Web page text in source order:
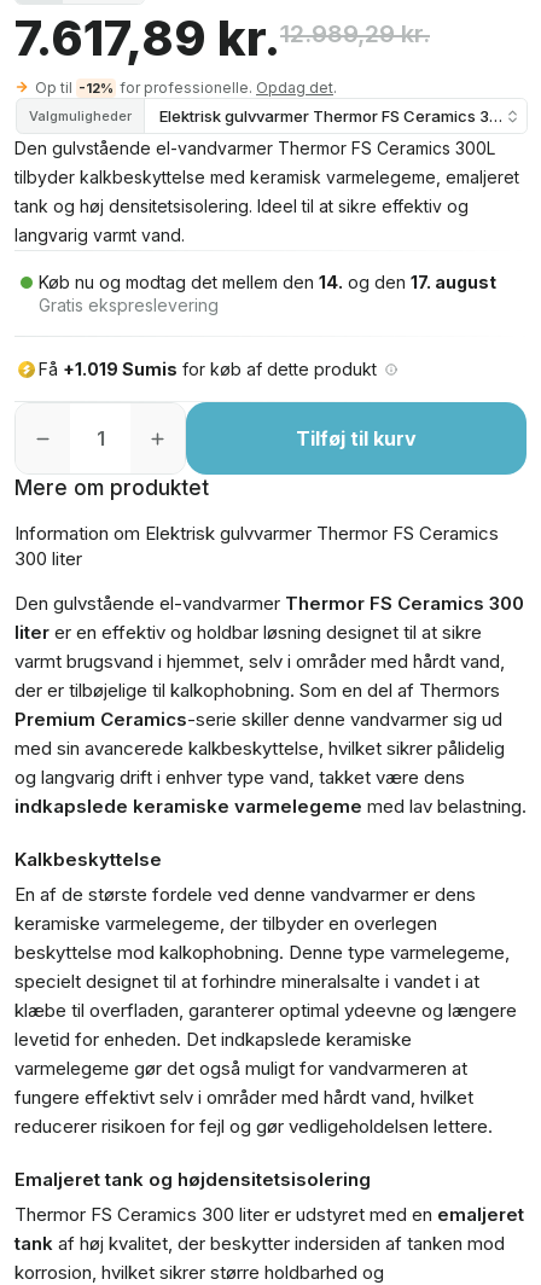
7.617,89 kr.12.989,29 kr.
Op til -12% for professionelle. Opdag det.
Valgmuligheder Elektrisk gulvvarmer Thermor FS Ceramics 300 liter
Den gulvstående el-vandvarmer Thermor FS Ceramics 300L
tilbyder kalkbeskyttelse med keramisk varmelegeme, emaljeret
tank og høj densitetsisolering. Ideel til at sikre effektiv og
langvarig varmt vand.
Køb nu og modtag det mellem den 14. og den 17. august
Gratis ekspreslevering
Få +1.019 Sumis for køb af dette produkt
Tilføj til kurv
Mere om produktet
Information om Elektrisk gulvvarmer Thermor FS Ceramics
300 liter
Den gulvstående el-vandvarmer Thermor FS Ceramics 300
liter er en effektiv og holdbar løsning designet til at sikre
varmt brugsvand i hjemmet, selv i områder med hårdt vand,
der er tilbøjelige til kalkophobning. Som en del af Thermors
Premium Ceramics-serie skiller denne vandvarmer sig ud
med sin avancerede kalkbeskyttelse, hvilket sikrer pålidelig
og langvarig drift i enhver type vand, takket være dens
indkapslede keramiske varmelegeme med lav belastning.
Kalkbeskyttelse
En af de største fordele ved denne vandvarmer er dens
keramiske varmelegeme, der tilbyder en overlegen
beskyttelse mod kalkophobning. Denne type varmelegeme,
specielt designet til at forhindre mineralsalte i vandet i at
klæbe til overfladen, garanterer optimal ydeevne og længere
levetid for enheden. Det indkapslede keramiske
varmelegeme gør det også muligt for vandvarmeren at
fungere effektivt selv i områder med hårdt vand, hvilket
reducerer risikoen for fejl og gør vedligeholdelsen lettere.
Emaljeret tank og højdensitetsisolering
Thermor FS Ceramics 300 liter er udstyret med en emaljeret
tank af høj kvalitet, der beskytter indersiden af tanken mod
korrosion, hvilket sikrer større holdbarhed og